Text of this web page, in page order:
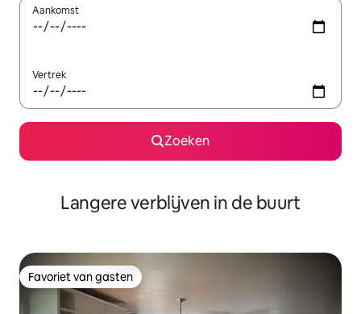
Aankomst
Vertrek
Zoeken
Langere verblijven in de buurt
Favoriet van gasten
Favoriet van gasten